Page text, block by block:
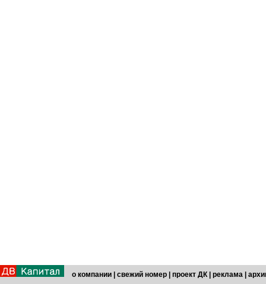
о компании свежий номер проект ДК реклама